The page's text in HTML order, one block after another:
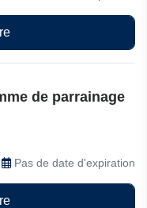
de parrainage
de parrainage !
pour leur offrir 15% de
et profitez de 10% de
achats lorsqu'ils
Pas de date d'expiration